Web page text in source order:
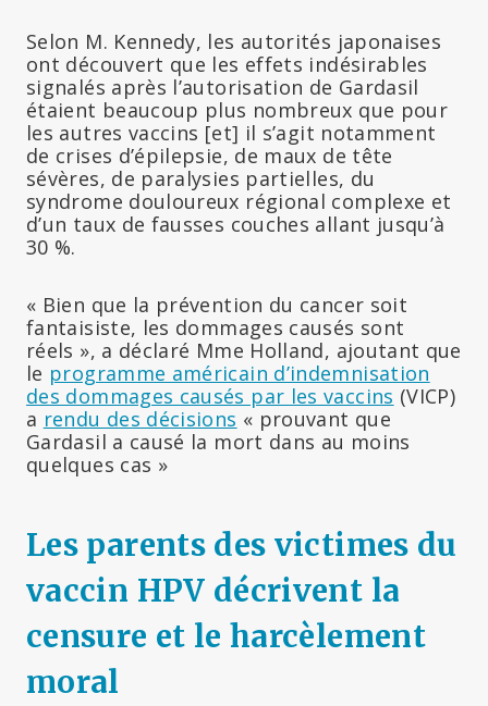
Selon M. Kennedy, les autorités japonaises
ont découvert que les effets indésirables
signalés après l’autorisation de Gardasil
étaient beaucoup plus nombreux que pour
les autres vaccins [et] il s’agit notamment
de crises d’épilepsie, de maux de tête
sévères, de paralysies partielles, du
syndrome douloureux régional complexe et
d’un taux de fausses couches allant jusqu’à
30 %.
« Bien que la prévention du cancer soit
fantaisiste, les dommages causés sont
réels », a déclaré Mme Holland, ajoutant que
le programme américain d’indemnisation
des dommages causés par les vaccins (VICP)
a rendu des décisions « prouvant que
Gardasil a causé la mort dans au moins
quelques cas »
Les parents des victimes du
vaccin HPV décrivent la
censure et le harcèlement
moral